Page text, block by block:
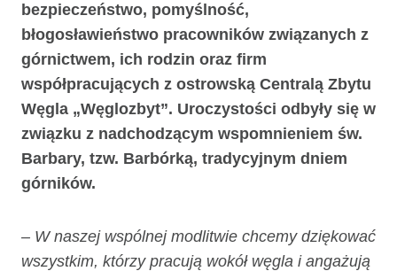
bezpieczeństwo, pomyślność,
błogosławieństwo pracowników związanych z
górnictwem, ich rodzin oraz firm
współpracujących z ostrowską Centralą Zbytu
Węgla „Węglozbyt”. Uroczystości odbyły się w
związku z nadchodzącym wspomnieniem św.
Barbary, tzw. Barbórką, tradycyjnym dniem
górników.
– W naszej wspólnej modlitwie chcemy dziękować
wszystkim, którzy pracują wokół węgla i angażują